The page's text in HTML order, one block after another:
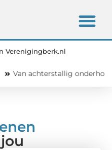
Verenigingberk.nl
onderhoud naar een